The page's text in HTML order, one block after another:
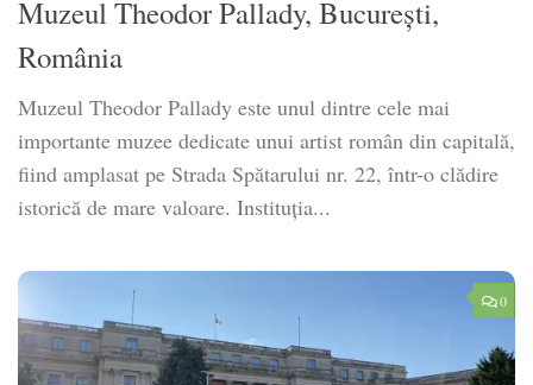
Muzeul Theodor Pallady, București,
România
Muzeul Theodor Pallady este unul dintre cele mai
importante muzee dedicate unui artist român din capitală,
fiind amplasat pe Strada Spătarului nr. 22, într-o clădire
istorică de mare valoare. Instituția...
0